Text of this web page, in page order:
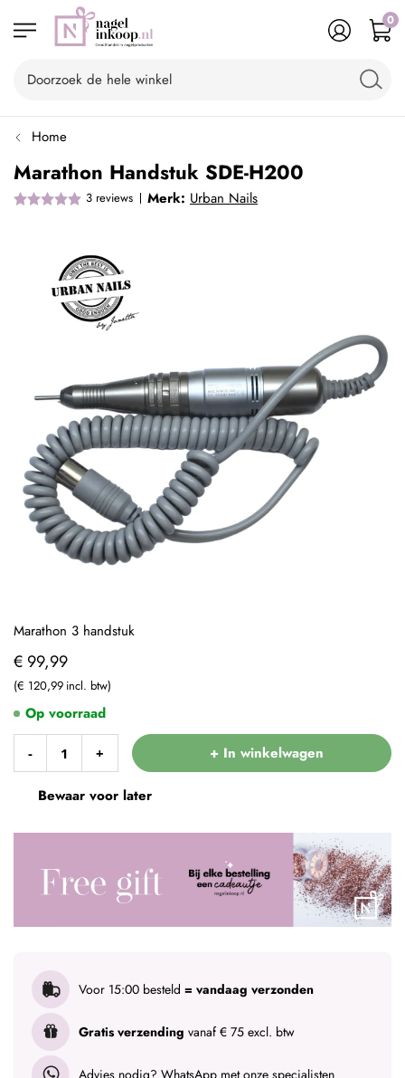
0
Home
Marathon Handstuk SDE-H200
3 reviews Merk: Urban Nails
€ 99,99
€ 120,99
- + + In winkelwagen
Bewaar voor later
Voor 15:00 besteld = vandaag verzonden
Gratis verzending vanaf € 75 excl. btw
Advies nodig? WhatsApp met onze specialisten
Op voorraad
Marathon 3 handstuk